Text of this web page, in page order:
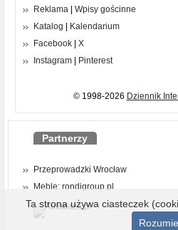
Reklama
Wpisy gościnne
Katalog
Kalendarium
Facebook
X
Instagram
Pinterest
© 1998-2026 Dziennik
Partnerzy
Przeprowadzki Wrocław
Meble: rondigroup.pl
Ta strona używa ciasteczek